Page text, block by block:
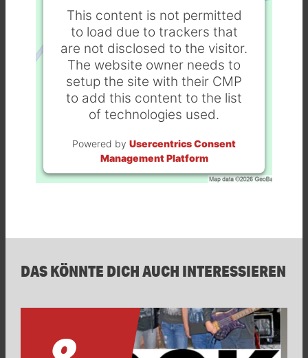
This content is not permitted
to load due to trackers that
are not disclosed to the visitor.
The website owner needs to
setup the site with their CMP
to add this content to the list
of technologies used.
Powered by Usercentrics Consent
Management Platform
DAS KÖNNTE DICH AUCH INTERESSIEREN